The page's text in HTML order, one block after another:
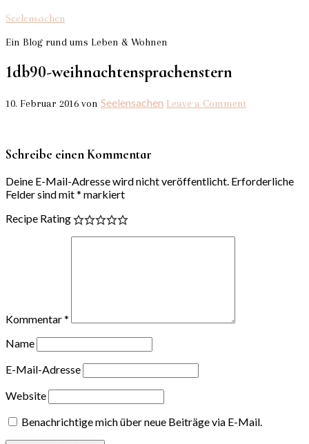
Seelensachen
Ein Blog rund ums Leben & Wohnen
1db90-weihnachtensprachenstern
10. Februar 2016 von Seelensachen Leave a Comment
Schreibe einen Kommentar
Deine E-Mail-Adresse wird nicht veröffentlicht. Erforderliche
Felder sind mit* markiert
Recipe Rating
Kommentar*
Name
E-Mail-Adresse
Website
Benachrichtige mich über neue Beiträge via E-Mail.